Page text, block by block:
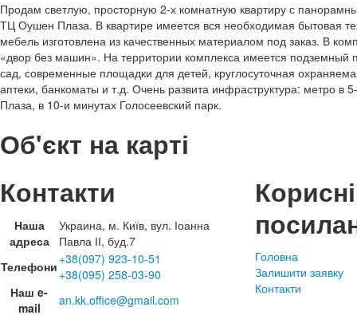
Продам светлую, просторную 2-х комнатную квартиру с
ТЦ Оушен Плаза. В квартире имеется вся необходимая бытовая
мебель изготовлена из качественных материалом под заказ. В
«двор без машин». На территории комплекса имеется подземный
сад, современные площадки для детей, круглосуточная
аптеки, банкоматы и т.д. Очень развита инфраструктура: метро в
Плаза, в 10-и минутах Голосеевский парк.
Об'єкт на карті
Контакти
Наша
адреса
Украина, м. Київ, вул. Іоанна
Павла ІІ, буд.7
Телефони +38(097) 923-10-51
+38(095) 258-03-90
Наш e-
mail
an.kk.office@gmail.com
Корисні
Головна
Залишити заявку
Контакти